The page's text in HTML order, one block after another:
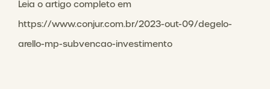
Leia o artigo completo em
https://www.conjur.com.br/2023-out-09/degelo-
arello-mp-subvencao-investimento